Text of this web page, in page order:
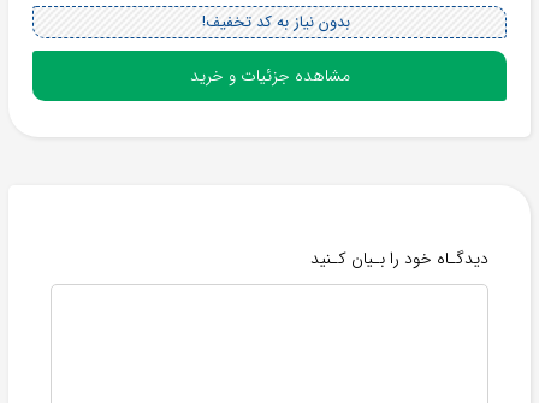
بدون نیاز به کد تخفیف!
مشاهده جزئیات و خرید
دیدگـاه خود را بـیان کـنید